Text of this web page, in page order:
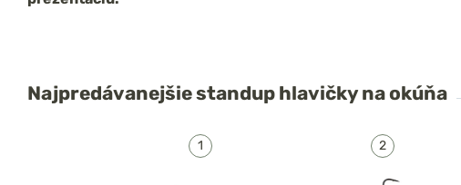
Najpredávanejšiestandup hlavičky na okúňa